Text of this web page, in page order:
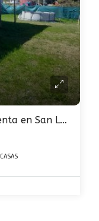
Terreno con Contenedor en Venta en San Luis
CASAS